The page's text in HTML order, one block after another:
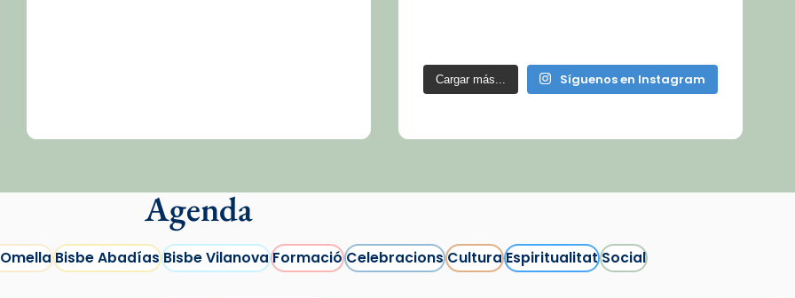
Cargar más... Síguenos en Instagram
Agenda
Bisbe AbadíasBisbe VilanovaFormacióCelebracionsCulturaEspiritualitatSocial